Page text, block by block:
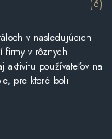
(6)
v nasledujúcich
firmy v rôznych
aktivitu používateľov na
pre ktoré boli